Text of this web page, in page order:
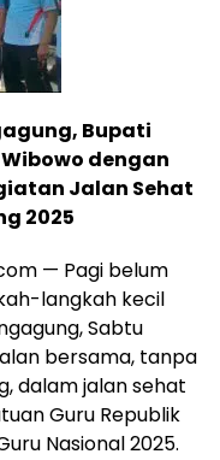
Bupati
dengan
Jalan Sehat
2025
— Pagi belum
langkah kecil
Sabtu
bersama, tanpa
dalam jalan sehat
Guru Republik
Nasional 2025.